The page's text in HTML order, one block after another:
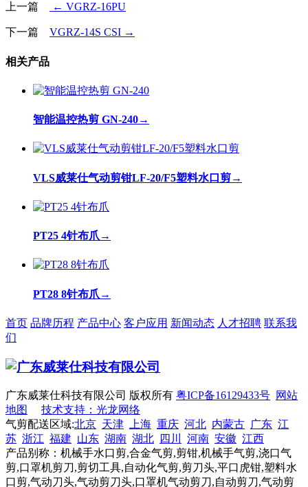
上一篇 ← VGRZ-16PU
下一篇 VGRZ-14S CSI →
相关产品
智能温控热剪 GN-240→
VLS威莱仕气动剪钳LF-20/F5塑料水口剪→
PT25 4针布爪 →
PT28 8针布爪 →
首页 品牌历程 产品中心 客户应用 新闻动态 人才招聘 联系我
们
广东威莱仕科技有限公司 版权所有 粤ICP备16129433号 网站
地图
技术支持：光龙网络
气剪配送区域:北京 天津 上海 重庆 河北 内蒙古 广东 江
苏 浙江 福建 山东 湖南 湖北 四川 河南 安徽 江西
产品别称：机械手水口剪,合金气剪,剪钳,机械手气剪,浇口气
剪,口罩机剪刀,剪切工具,自动化气剪,剪刀头,平口虎钳,塑料水
口剪,气动刀头,气动剪刀头,口罩机气动剪刀,自动剪刀,气动剪